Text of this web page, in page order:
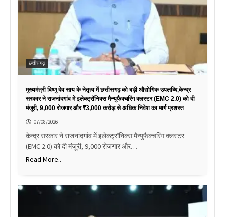
छत्तीसगढ़
मुख्यमंत्री विष्णु देव साय के नेतृत्व में छत्तीसगढ़ को बड़ी औद्योगिक उपलब्धि,केन्द्र
सरकार ने राजनांदगांव में इलेक्ट्रॉनिक्स मैन्युफैक्चरिंग क्लस्टर (EMC 2.0) को दी
मंजूरी, 9,000 रोजगार और ₹3,000 करोड़ से अधिक निवेश का मार्ग प्रशस्त
07/08/2026
केन्द्र सरकार ने राजनांदगांव में इलेक्ट्रॉनिक्स मैन्युफैक्चरिंग क्लस्टर
(EMC 2.0) को दी मंजूरी, 9,000 रोजगार और…
Read More..